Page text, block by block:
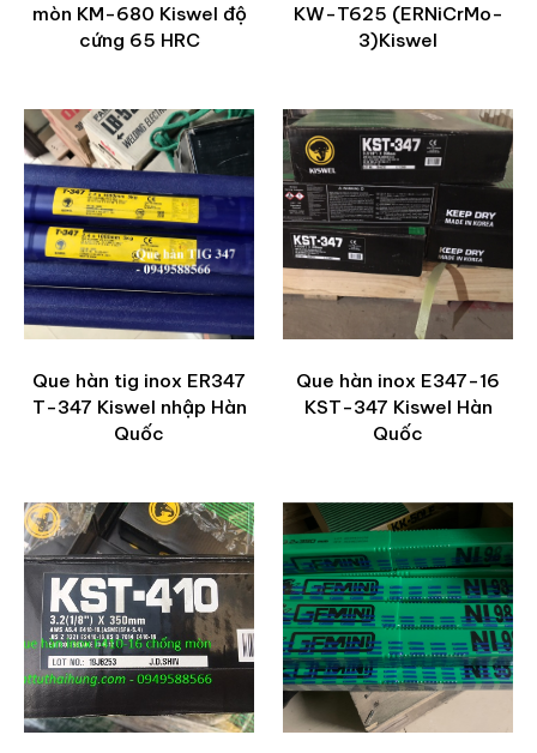
mòn KM-680 Kiswel độ
cứng 65 HRC
KW-T625 (ERNiCrMo-
3)Kiswel
Que hàn tig inox ER347
T-347 Kiswel nhập Hàn
Quốc
Que hàn inox E347-16
KST-347 Kiswel Hàn
Quốc